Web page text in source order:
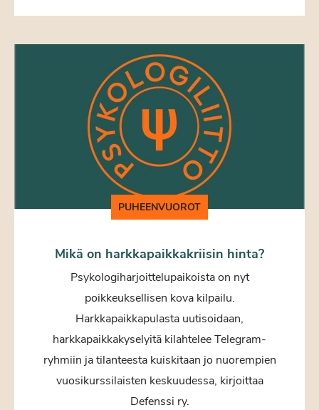
PUHEENVUOROT
Mikä on harkkapaikkakriisin hinta?
Psykologiharjoittelupaikoista on nyt
poikkeuksellisen kova kilpailu.
Harkkapaikkapulasta uutisoidaan,
harkkapaikkakyselyitä kilahtelee Telegram-
ryhmiin ja tilanteesta kuiskitaan jo nuorempien
vuosikurssilaisten keskuudessa, kirjoittaa
Defenssi ry.